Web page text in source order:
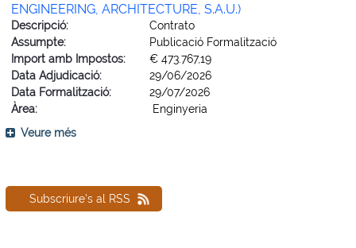
ENGINEERING, ARCHITECTURE, S.A.U.)
Descripció:
Contrato
Assumpte:
Publicació Formalització
Import amb Impostos:
€ 473.767,19
Data Adjudicació:
29/06/2026
Data Formalització:
29/07/2026
Àrea:
Enginyeria
Veure més
Subscriure's al RSS